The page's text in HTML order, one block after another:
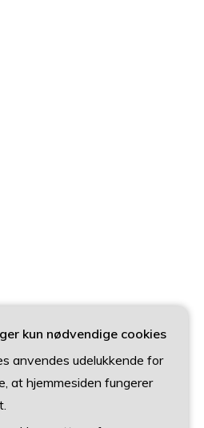
kun nødvendige cookies
anvendes udelukkende for
at hjemmesiden fungerer